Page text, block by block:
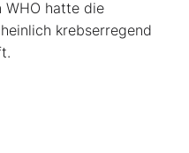
WHO hatte die
krebserregend